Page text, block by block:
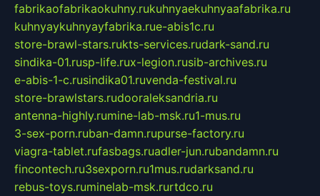
fabrikaofabrikaokuhny.rukuhnyaekuhnyaafabrika.ru
kuhnyaykuhnyayfabrika.rue-abis1c.ru
store-brawl-stars.rukts-services.rudark-sand.ru
sindika-01.rusp-life.rux-legion.rusib-archives.ru
e-abis-1-c.rusindika01.ruvenda-festival.ru
store-brawlstars.rudooraleksandria.ru
antenna-highly.rumine-lab-msk.ru1-mus.ru
3-sex-porn.ruban-damn.rupurse-factory.ru
viagra-tablet.rufasbags.ruadler-jun.rubandamn.ru
fincontech.ru3sexporn.ru1mus.rudarksand.ru
rebus-toys.ruminelab-msk.rurtdco.ru